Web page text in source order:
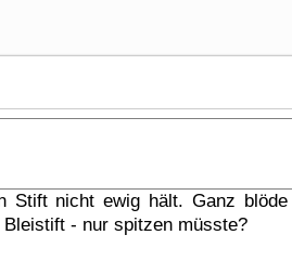
nicht ewig hält. Ganz blöde
- nur spitzen müsste?